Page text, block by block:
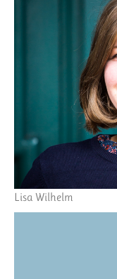
Lisa Wilhelm